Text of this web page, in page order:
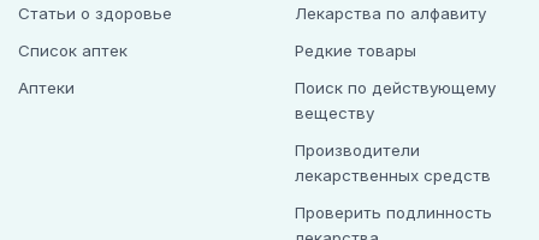
Статьи о здоровье
Список аптек
Аптеки
Лекарства по алфавиту
Редкие товары
Поиск по действующему
веществу
Производители
лекарственных средств
Проверить подлинность